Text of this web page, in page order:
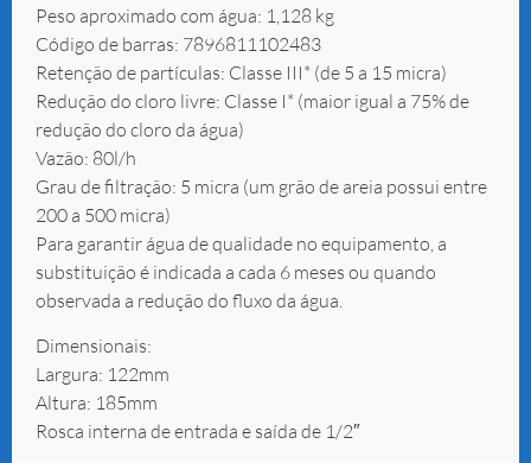
Peso aproximado com água: 1,128 kg
Código de barras: 7896811102483
Retenção de partículas: Classe III* (de 5 a 15 micra)
Redução do cloro livre: Classe I* (maior igual a 75% de
redução do cloro da água)
Vazão: 80l/h
Grau de filtração: 5 micra (um grão de areia possui entre
200 a 500 micra)
Para garantir água de qualidade no equipamento, a
substituição é indicada a cada 6 meses ou quando
observada a redução do fluxo da água.
Dimensionais:
Largura: 122mm
Altura: 185mm
Rosca interna de entrada e saída de 1/2″